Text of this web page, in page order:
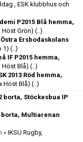
, ESK klubbhus och
P2015 Blå hemma,
Höst Grön) (..)
Ersbodaskolans
1) (..)
IF P2015 hemma,
Höst Blå) (..)
2013 Röd hemma,
Höst Blå) (..)
borta, Stöckesbua IP
borta, Multiarenan
» IKSU Rugby,